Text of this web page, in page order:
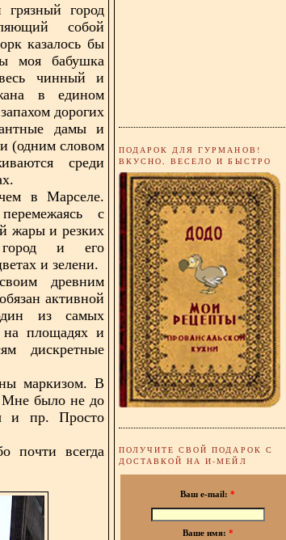
город
собой
казалось бы
моя бабушка
чинный и
в едином
дорогих
дамы и
(одним словом
среди
в Марселе.
с
жары и резких
город и его
и зелени.
древним
активной
из самых
площадях и
дискретные
маркизом. В
Мне было не до
и пр. Просто
почти всегда
ПОДАРОК ДЛЯ ГУРМАНОВ!
ВКУСНО, ВЕСЕЛО И БЫСТРО
ПОЛУЧИТЕ СВОЙ ПОДАРОК С
ДОСТАВКОЙ НА И-МЕЙЛ
Ваш e-mail: *
Ваше имя: *